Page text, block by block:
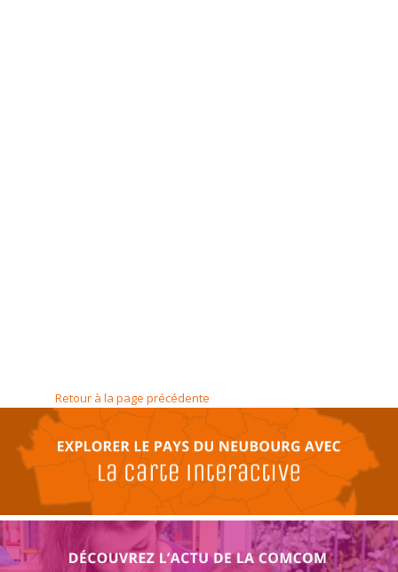
Retour à la page précédente